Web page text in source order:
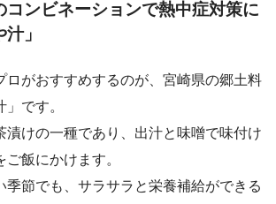
コンビネーションで熱中症対策に
」
ロがおすすめするのが、宮崎県の郷土料
です。
漬けの一種であり、出汁と味噌で味付け
飯にかけます。
季節でも、サラサラと栄養補給ができる